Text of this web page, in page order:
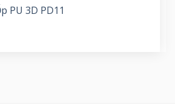
PU 3D PD11